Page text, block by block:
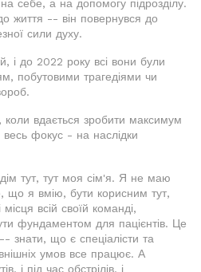
себе, а на допомогу підрозділу.
життя -- він повернувся до
сили духу.
і до 2022 року всі вони були
побутовими трагедіями чи
коли вдається зробити максимум
весь фокус - на наслідки
тут, тут моя сім'я. Я не маю
що я вмію, бути корисним тут,
всій своїй команді,
фундаментом для пацієнтів. Це
знати, що є спеціалісти та
умов все працює. А
і під час обстрілів, і